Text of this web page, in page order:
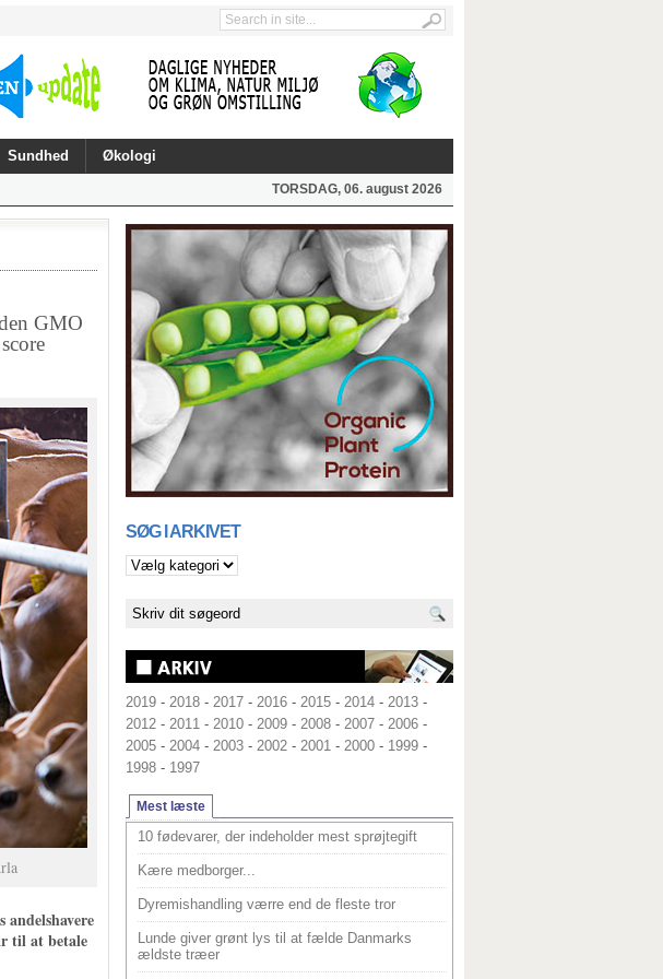
Sundhed Økologi
TORSDAG, 06. august 2026
GMO
til at betale
SØG I ARKIVET
2019 - 2018 - 2017 - 2016 - 2015 - 2014 - 2013 -
2012 - 2011 - 2010 - 2009 - 2008 - 2007 - 2006 -
2005 - 2004 - 2003 - 2002 - 2001 - 2000 - 1999 -
1998 - 1997
Mest læste
10 fødevarer, der indeholder mest sprøjtegift
Kære medborger...
Dyremishandling værre end de fleste tror
Lunde giver grønt lys til at fælde Danmarks
ældste træer